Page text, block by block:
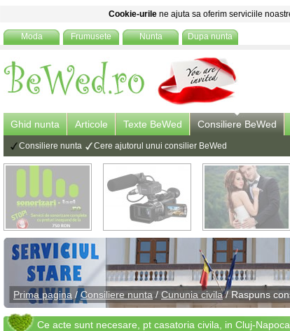
Cookie-urile ne ajuta sa oferim serviciile
Moda Frumusete Nunta Dupa nunta
Ghid nunta Articole Texte BeWed Consiliere BeWed
Consiliere nunta Cere ajutorul unui consilier BeWed
Prima pagina /Consiliere nunta / Cununia civila/ Raspuns
Ce acte sunt necesare, pt casatoria civila, in Cluj-